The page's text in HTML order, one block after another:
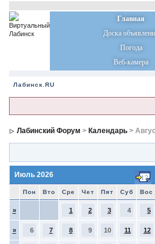
Главная
Доска
Погода
Веб-камера
Лабинск.RU
Лабинский Форум > Календарь>
Июль 2026
Пон Вто Сре Чет Пят Суб Вос
» 1 2 3 4 5
» 6 7 8 9 10 11 12